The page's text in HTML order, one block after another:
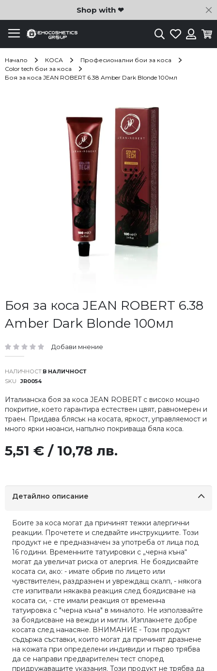
Shop with ❤
ТърсенеЛюбими
Начало КОСА
Професионални бои за коса
Color tech бои за коса
Боя за коса JEAN ROBERT 6.38 Amber Dark Blonde 100мл
Боя за коса JEAN ROBERT 6.38
Amber Dark Blonde 100мл
рейтинг: Добави мнение
В НАЛИЧНОСТ
SKU
JR0054
Италианска боя за коса JEAN ROBERT с високо мощно
покритие, което гарантира естествен цвят, равномерен и
траен. Придава блясък на косата, яркост, управляемост и
много ярки нюанси, напълно покриваща бяла коса.
5,51 € / 10,78 лв.
Преминете
към
началото
на
със
снимки
Детайлно описание
Боите за коса могат да причинят тежки алергични
реакции. Прочетете и следвайте инструкциите. Този
продукт не е предназначен за употреба от лица под
16 години. Временните татуировки с „черна къна“
могат да увеличат риска от алергия. Не боядисвайте
косата си, ако: - имате обрив по лицето или
чувствителен, раздразнен и увреждащ скалп, - някога
сте изпитвали някаква реакция след боядисване на
косата си, - сте имали реакция от временна
татуировка с "черна къна" в миналото. Не използвайте
за боядисване на вежди и мигли. Изплакнете добре
косата след нанасяне. ВНИМАНИЕ - Този продукт
съдържа съставки, които могат да причинят дразнене
на кожата при определени индивиди и първо трябва
да се направи предварителен тест според
придружаващите указания. Този продукт не трябва да